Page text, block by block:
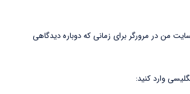
من در مرورگر برای زمانی که دوباره دیدگاهی
وارد کنید: